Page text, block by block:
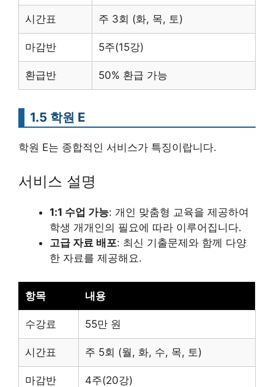
시간표 주 3회 (화, 목, 토)
마감반 5주(15강)
환급반 50% 환급 가능
1.5 학원 E
학원 E는 종합적인 서비스가 특징이랍니다.
서비스 설명
1:1 수업 가능: 개인 맞춤형 교육을 제공하여
학생 개개인의 필요에 따라 이루어집니다.
고급 자료 배포: 최신 기출문제와 함께 다양
한 자료를 제공해요.
항목 내용
수강료 55만 원
시간표 주 5회 (월, 화, 수, 목, 토)
마감반 4주(20강)